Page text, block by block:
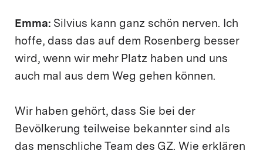
Emma: Silvius kann ganz schön nerven. Ich
hoffe, dass das auf dem Rosenberg besser
wird, wenn wir mehr Platz haben und uns
auch mal aus dem Weg gehen können.
Wir haben gehört, dass Sie bei der
Bevölkerung teilweise bekannter sind als
das menschliche Team des GZ. Wie erklären